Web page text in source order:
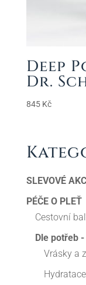
Deep
Dr.
845 Kč
SLEVOVÉ
PÉČE O PLEŤ
Cestovní
Dle potřeb
Vrásky a
Hydratace